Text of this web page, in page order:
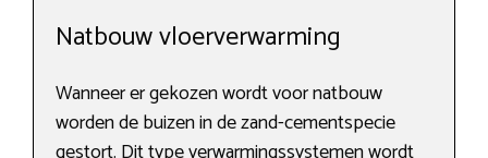
Natbouw vloerverwarming
Wanneer er gekozen wordt voor natbouw
worden de buizen in de zand-cementspecie